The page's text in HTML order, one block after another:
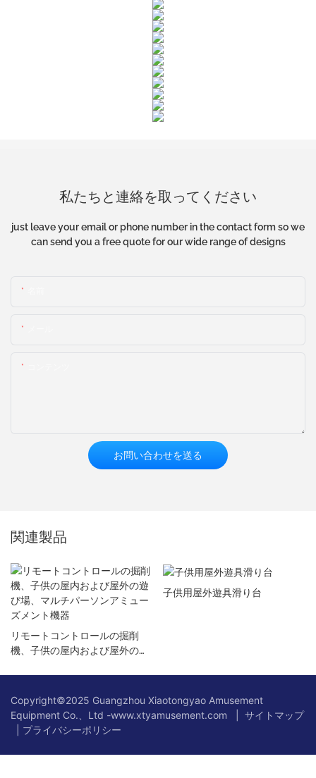
私たちと連絡を取ってください
just leave your email or phone number in the contact form so we
can send you a free quote for our wide range of designs
お問い合わせを送る
関連製品
リモートコントロールの掘削
機、子供の屋内および屋外の遊
子供用屋外遊具滑り台
Copyright©2025 Guangzhou Xiaotongyao Amusement
Equipment Co.、Ltd -www.xtyamusement.com |
サイトマップ
プライバシーポリシー